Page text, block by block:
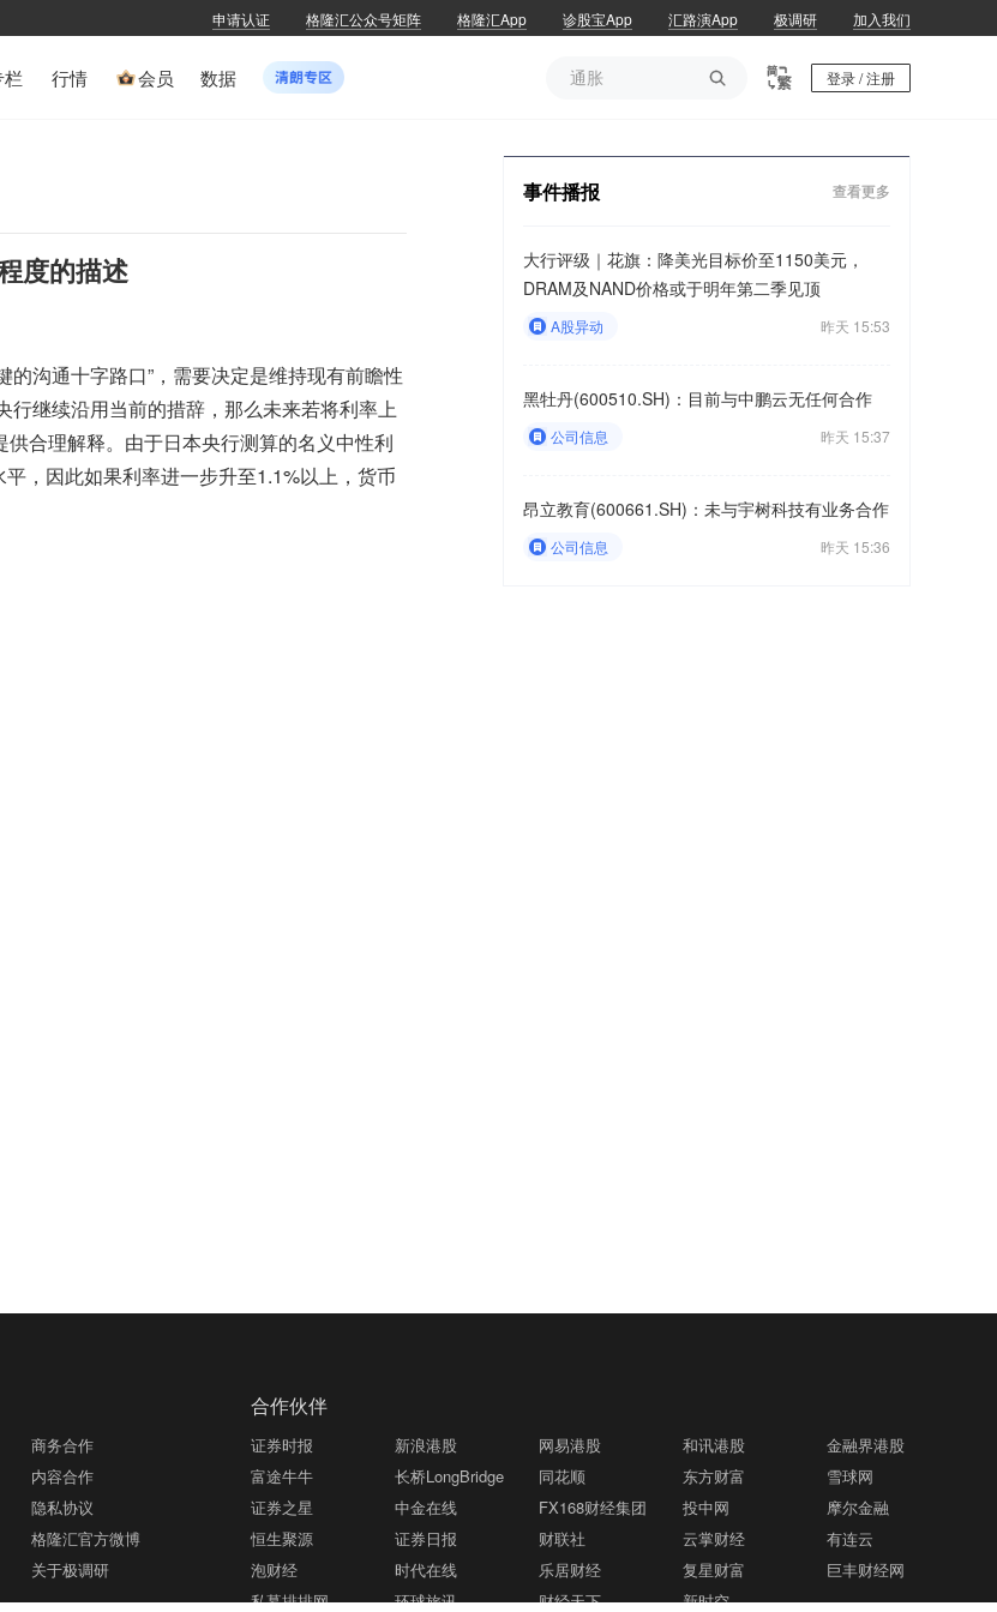
申请认证 格隆汇公众号矩阵 格隆汇App 诊股宝App 汇路演App 极调研 加入我们
栏 行情 会员 数据 
通胀
登录 / 注册
度的描述
沟通十字路口”，需要决定是维持现有前瞻性
继续沿用当前的措辞，那么未来若将利率上
合理解释。由于日本央行测算的名义中性利
，因此如果利率进一步升至1.1%以上，货币
事件播报 查看更多
大行评级｜花旗：降美光目标价至1150美元，
DRAM及NAND价格或于明年第二季见顶
A股异动 昨天 15:53
黑牡丹(600510.SH)：目前与中鹏云无任何合作
公司信息 昨天 15:37
昂立教育(600661.SH)：未与宇树科技有业务合作
公司信息 昨天 15:36
商务合作
内容合作
隐私协议
格隆汇官方微博
关于极调研
合作伙伴
证券时报 新浪港股 网易港股 和讯港股
金融界港股
富途牛牛
长桥LongBridge 同花顺 东方财富
雪球网
证券之星
中金在线 FX168财经集团 投中网
摩尔金融
恒生聚源
证券日报 财联社 云掌财经
有连云
泡财经
时代在线 乐居财经 复星财富
巨丰财经网
私募排排网
环球旅讯 财经天下 新时空